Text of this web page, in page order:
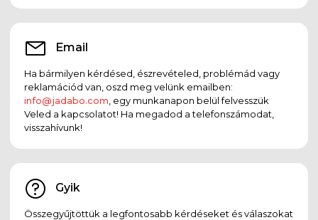
Email
Ha bármilyen kérdésed, észrevételed, problémád vagy
reklamációd van, oszd meg velünk emailben:
info@jadabo.com , egy munkanapon belül felvesszük
Veled a kapcsolatot! Ha megadod a telefonszámodat,
visszahívunk!
Gyik
Összegyűjtöttük a legfontosabb kérdéseket és válaszokat